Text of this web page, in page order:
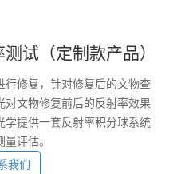
试（定制款产品）
行修复，针对修复后的文物查
对文物修复前后的反射率效果
学提供一套反射率积分球系统
评估。
我们